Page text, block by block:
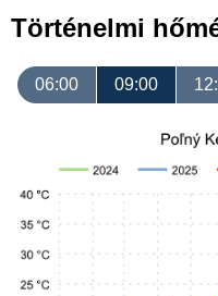
Történelmi
06:00 09:00